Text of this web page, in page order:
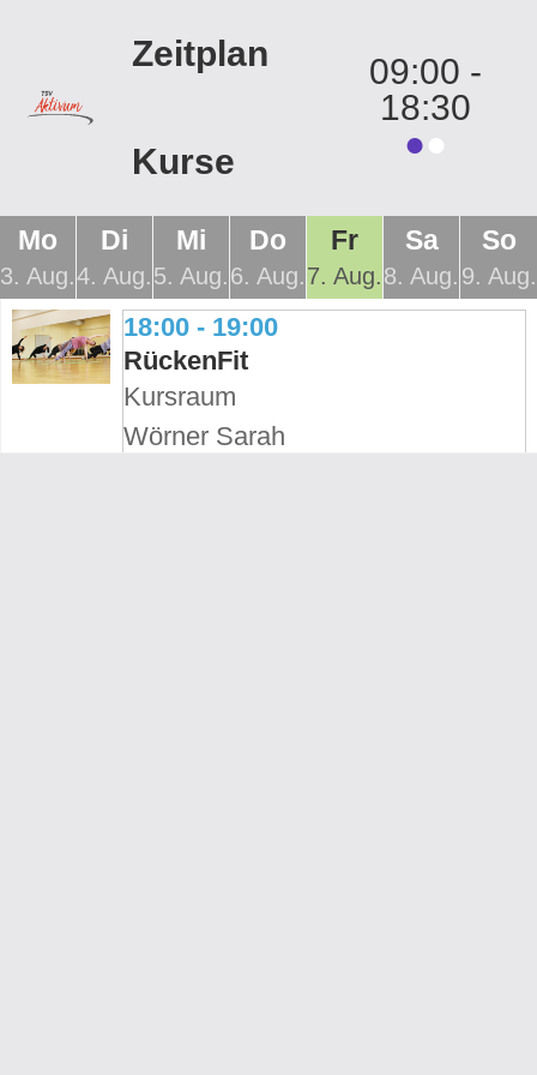
Zeitplan
Kurse
09:00 -
18:30
Mo
3. Aug.
Di
4. Aug.
Mi
5. Aug.
Do
6. Aug.
Fr
7. Aug.
Sa
8. Aug.
So
9. Aug.
18:00 - 19:00
RückenFit
Kursraum
Wörner Sarah